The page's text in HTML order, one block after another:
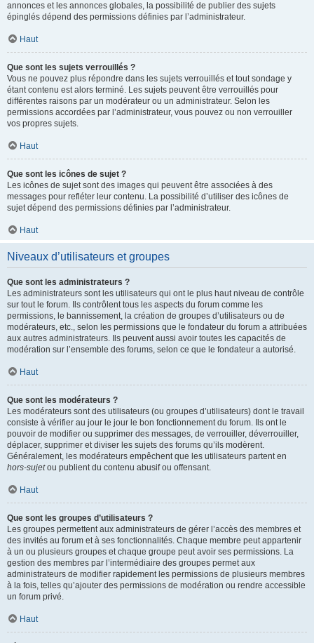
annonces et les annonces globales, la possibilité de publier des sujets
épinglés dépend des permissions définies par l’administrateur.
Haut
Que sont les sujets verrouillés ?
Vous ne pouvez plus répondre dans les sujets verrouillés et tout sondage y
étant contenu est alors terminé. Les sujets peuvent être verrouillés pour
différentes raisons par un modérateur ou un administrateur. Selon les
permissions accordées par l’administrateur, vous pouvez ou non verrouiller
vos propres sujets.
Haut
Que sont les icônes de sujet ?
Les icônes de sujet sont des images qui peuvent être associées à des
messages pour refléter leur contenu. La possibilité d’utiliser des icônes de
sujet dépend des permissions définies par l’administrateur.
Haut
Niveaux d’utilisateurs et groupes
Que sont les administrateurs ?
Les administrateurs sont les utilisateurs qui ont le plus haut niveau de contrôle
sur tout le forum. Ils contrôlent tous les aspects du forum comme les
permissions, le bannissement, la création de groupes d’utilisateurs ou de
modérateurs, etc., selon les permissions que le fondateur du forum a attribuées
aux autres administrateurs. Ils peuvent aussi avoir toutes les capacités de
modération sur l’ensemble des forums, selon ce que le fondateur a autorisé.
Haut
Que sont les modérateurs ?
Les modérateurs sont des utilisateurs (ou groupes d’utilisateurs) dont le travail
consiste à vérifier au jour le jour le bon fonctionnement du forum. Ils ont le
pouvoir de modifier ou supprimer des messages, de verrouiller, déverrouiller,
déplacer, supprimer et diviser les sujets des forums qu’ils modèrent.
Généralement, les modérateurs empêchent que les utilisateurs partent en
hors-sujetou publient du contenu abusif ou offensant.
Haut
Que sont les groupes d’utilisateurs ?
Les groupes permettent aux administrateurs de gérer l’accès des membres et
des invités au forum et à ses fonctionnalités. Chaque membre peut appartenir
à un ou plusieurs groupes et chaque groupe peut avoir ses permissions. La
gestion des membres par l’intermédiaire des groupes permet aux
administrateurs de modifier rapidement les permissions de plusieurs membres
à la fois, telles qu’ajouter des permissions de modération ou rendre accessible
un forum privé.
Haut